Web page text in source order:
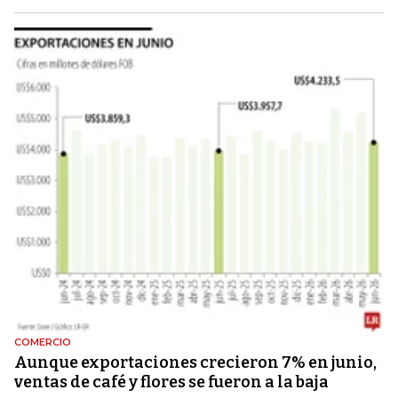
COMERCIO
Aunque exportaciones crecieron 7% en junio,
ventas de café y flores se fueron a la baja